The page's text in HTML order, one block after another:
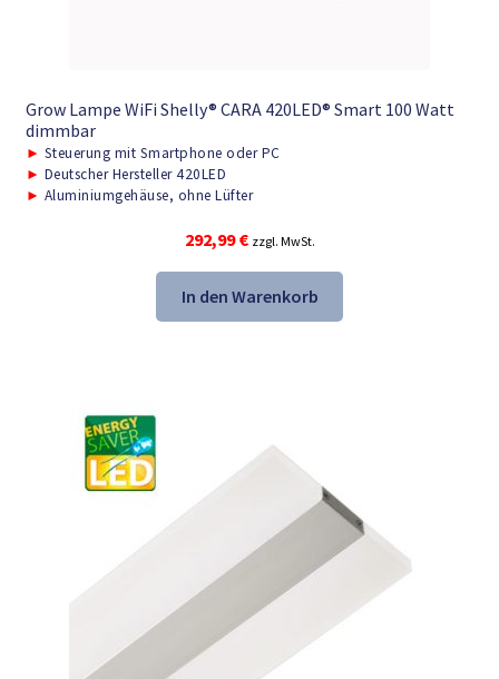
Grow Lampe WiFi Shelly® CARA 420LED® Smart 100 Watt
dimmbar
► Steuerung mit Smartphone oder PC
► Deutscher Hersteller 420LED
► Aluminiumgehäuse, ohne Lüfter
292,99€ zzgl. MwSt.
In den Warenkorb